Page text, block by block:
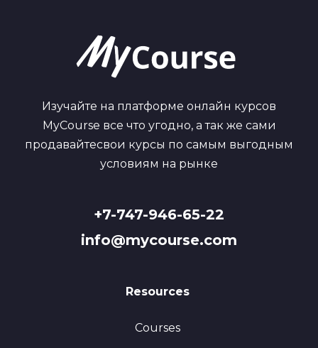
Изучайте на платформе онлайн курсов
MyCourse все что угодно, а так же сами
продавайтесвои курсы по самым выгодным
условиям на рынке
+7-747-946-65-22
info@mycourse.com
Resources
Courses